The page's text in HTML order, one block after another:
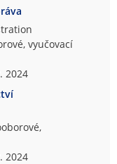
vyučovací
2024
2024